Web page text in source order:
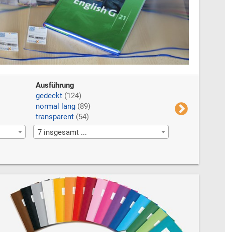
Ausführung
gedeckt (124)
normal lang (89)
transparent (54)
7 insgesamt ...
3 Blatt
10er Pack